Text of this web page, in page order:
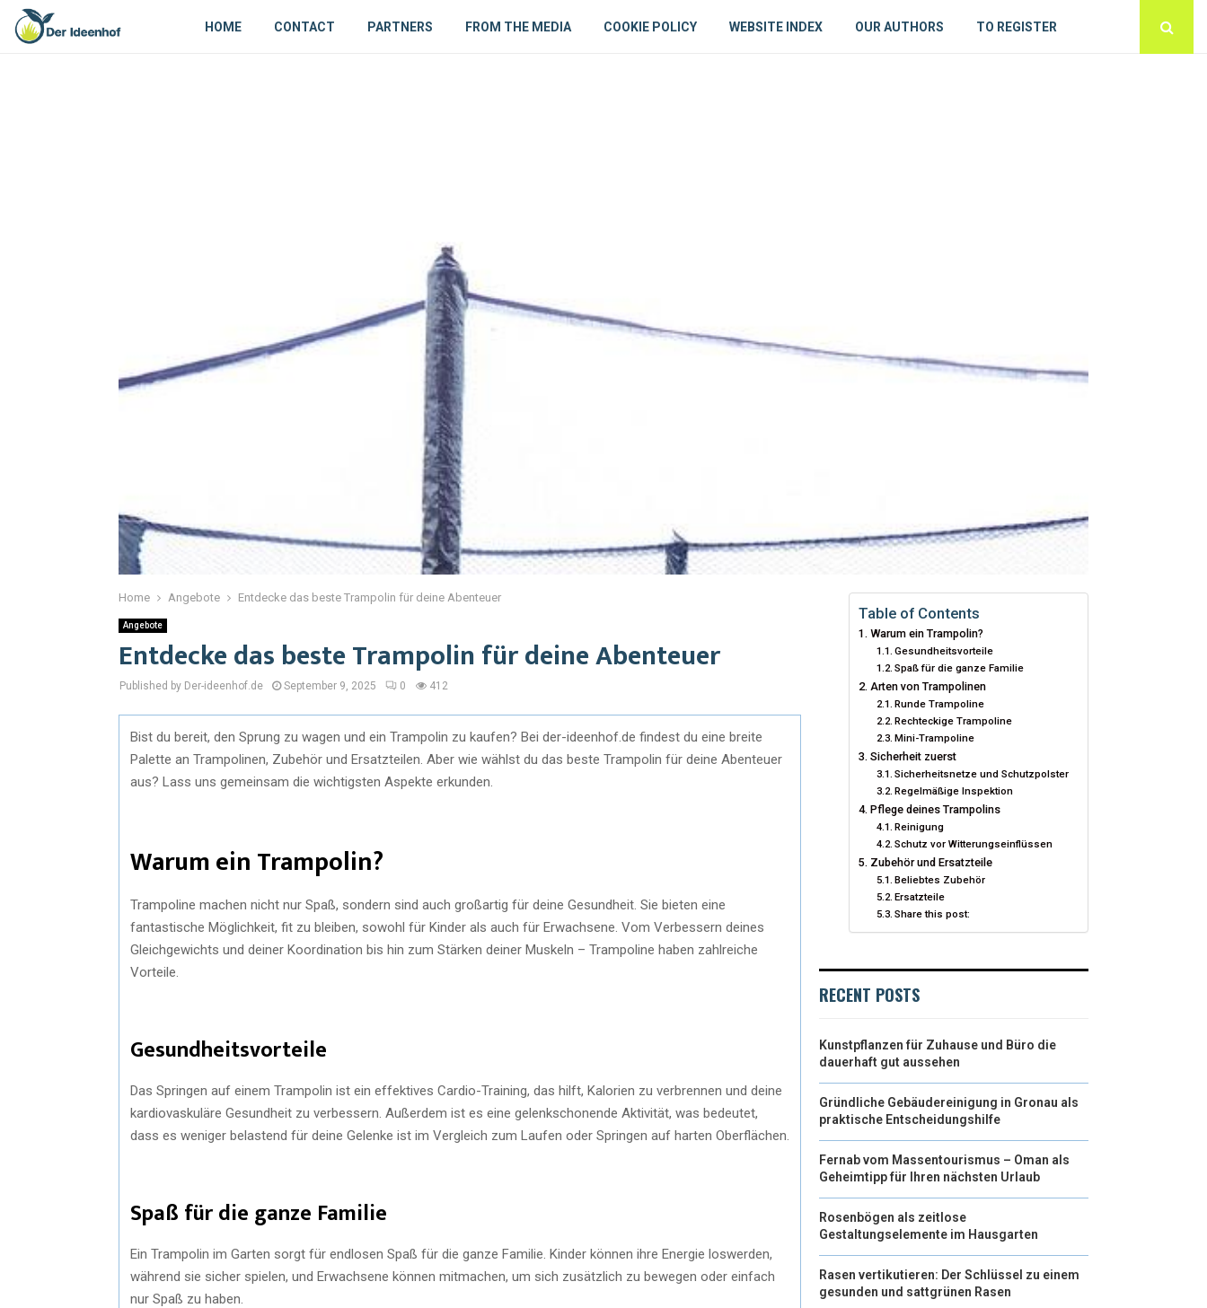
HOME CONTACT PARTNERS FROM THE MEDIA COOKIE POLICY WEBSITE INDEX OUR AUTHORS TO REGISTER
Home Angebote Entdecke das beste Trampolin für deine Abenteuer
Angebote
Entdecke das beste Trampolin für deine Abenteuer
Published by Der-ideenhof.de September 9, 2025 0 412
Bist du bereit, den Sprung zu wagen und ein Trampolin zu kaufen? Bei der-ideenhof.de findest du eine breite
Palette an Trampolinen, Zubehör und Ersatzteilen. Aber wie wählst du das beste Trampolin für deine Abenteuer
aus? Lass uns gemeinsam die wichtigsten Aspekte erkunden.
Warum ein Trampolin?
Trampoline machen nicht nur Spaß, sondern sind auch großartig für deine Gesundheit. Sie bieten eine
fantastische Möglichkeit, fit zu bleiben, sowohl für Kinder als auch für Erwachsene. Vom Verbessern deines
Gleichgewichts und deiner Koordination bis hin zum Stärken deiner Muskeln – Trampoline haben zahlreiche
Vorteile.
Gesundheitsvorteile
Das Springen auf einem Trampolin ist ein effektives Cardio-Training, das hilft, Kalorien zu verbrennen und deine
kardiovaskuläre Gesundheit zu verbessern. Außerdem ist es eine gelenkschonende Aktivität, was bedeutet,
dass es weniger belastend für deine Gelenke ist im Vergleich zum Laufen oder Springen auf harten Oberflächen.
Spaß für die ganze Familie
Ein Trampolin im Garten sorgt für endlosen Spaß für die ganze Familie. Kinder können ihre Energie loswerden,
während sie sicher spielen, und Erwachsene können mitmachen, um sich zusätzlich zu bewegen oder einfach
nur Spaß zu haben.
Table of Contents
Warum ein Trampolin?
Gesundheitsvorteile
Spaß für die ganze Familie
Arten von Trampolinen
Runde Trampoline
Rechteckige Trampoline
Mini-Trampoline
Sicherheit zuerst
Sicherheitsnetze und Schutzpolster
Regelmäßige Inspektion
Pflege deines Trampolins
Reinigung
Schutz vor Witterungseinflüssen
Zubehör und Ersatzteile
Beliebtes Zubehör
Ersatzteile
Share this post:
RECENT POSTS
Kunstpflanzen für Zuhause und Büro die
dauerhaft gut aussehen
Gründliche Gebäudereinigung in Gronau als
praktische Entscheidungshilfe
Fernab vom Massentourismus – Oman als
Geheimtipp für Ihren nächsten Urlaub
Rosenbögen als zeitlose
Gestaltungselemente im Hausgarten
Rasen vertikutieren: Der Schlüssel zu einem
gesunden und sattgrünen Rasen